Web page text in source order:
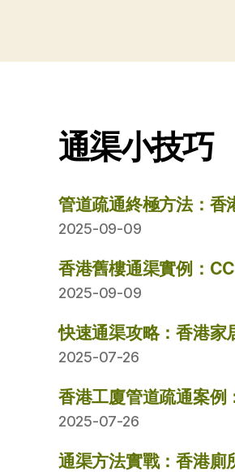
通渠小技巧
管道疏通終極方法：香
2025-09-09
香港舊樓通渠實例：
2025-09-09
快速通渠攻略：香港家
2025-07-26
香港工廈管道疏通案例
2025-07-26
通渠方法實戰：香港廁